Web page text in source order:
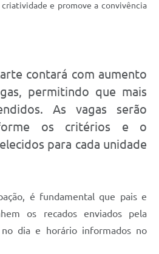
e promove a convivência
contará com aumento
permitindo que mais
As vagas serão
os critérios e o
para cada unidade
é fundamental que pais e
os recados enviados pela
no dia e horário informados no